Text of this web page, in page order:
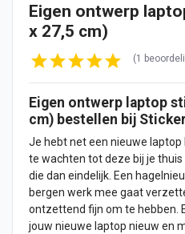
Eigen ontwerp
x 27,5 cm)
(1
Eigen ontwerp laptop
cm) bestellen bij
Je hebt net een nieuwe
te wachten tot deze bij je
die dan eindelijk. Een
bergen werk mee gaat
ontzettend fijn om te hebben.
jouw nieuwe laptop nieuw en